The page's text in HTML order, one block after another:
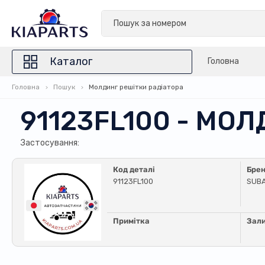
Каталог Головна
Головна Пошук Молдинг решітки радіатора
91123FL100 -
Застосування:
Код деталі
91123FL100
Примітка